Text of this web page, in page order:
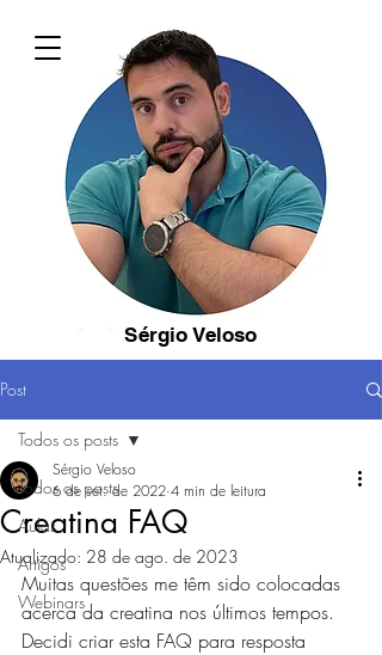
Sérgio Veloso
Post
Todos os posts
Aulas
Artigos
Webinars
Todos os posts
Creatina FAQ
Sérgio Veloso
6 de set. de 2022 4 min de leitura
Atualizado: 28 de ago. de 2023
Muitas questões me têm sido colocadas
acerca da creatina nos últimos tempos.
Decidi criar esta FAQ para resposta